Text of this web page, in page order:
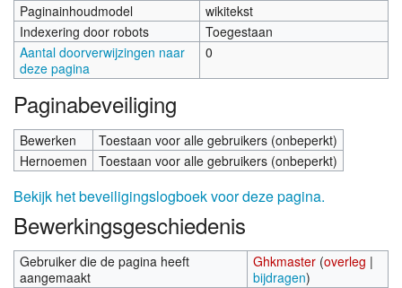
Paginainhoudmodel
wikitekst
Indexering door robots
Toegestaan
Aantal doorverwijzingen naar
deze pagina
0
Paginabeveiliging
Bewerken
Toestaan voor alle gebruikers (onbeperkt)
Hernoemen
Toestaan voor alle gebruikers (onbeperkt)
Bekijk het beveiligingslogboek voor deze pagina.
Bewerkingsgeschiedenis
Gebruiker die de pagina heeft
aangemaakt
Ghkmaster (overleg |
bijdragen)